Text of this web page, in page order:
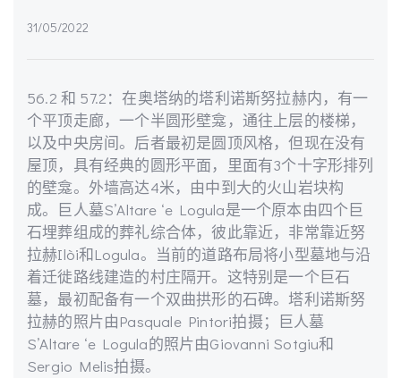
31/05/2022
56.2 和 57.2：在奥塔纳的塔利诺斯努拉赫内，有一
个平顶走廊，一个半圆形壁龛，通往上层的楼梯，
以及中央房间。后者最初是圆顶风格，但现在没有
屋顶，具有经典的圆形平面，里面有3个十字形排列
的壁龛。外墙高达4米，由中到大的火山岩块构
成。巨人墓S’Altare ‘e Logula是一个原本由四个巨
石埋葬组成的葬礼综合体，彼此靠近，非常靠近努
拉赫Ilòi和Logula。当前的道路布局将小型墓地与沿
着迁徙路线建造的村庄隔开。这特别是一个巨石
墓，最初配备有一个双曲拱形的石碑。塔利诺斯努
拉赫的照片由Pasquale Pintori拍摄；巨人墓
S’Altare ‘e Logula的照片由Giovanni Sotgiu和
Sergio Melis拍摄。